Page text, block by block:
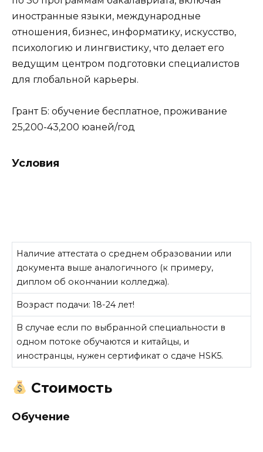
иностранные языки, международные
отношения, бизнес, информатику, искусство,
психологию и лингвистику, что делает его
ведущим центром подготовки специалистов
для глобальной карьеры.
Грант Б: обучение бесплатное, проживание
25,200-43,200 юаней/год
Условия
Наличие аттестата о среднем образовании или
документа выше аналогичного (к примеру,
диплом об окончании колледжа).
Возраст подачи: 18-24 лет!
В случае если по выбранной специальности в
одном потоке обучаются и китайцы, и
иностранцы, нужен сертификат о сдаче HSK5.
Стоимость
Обучение